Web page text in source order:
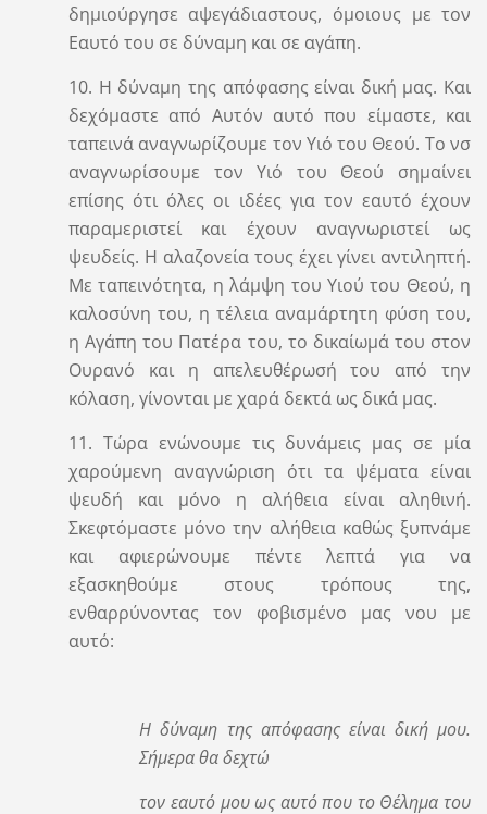
δημιούργησε αψεγάδιαστους, όμοιους με τον
Εαυτό του σε δύναμη και σε αγάπη.
10. Η δύναμη της απόφασης είναι δική μας. Και
δεχόμαστε από Αυτόν αυτό που είμαστε, και
ταπεινά αναγνωρίζουμε τον Υιό του Θεού. Το νσ
αναγνωρίσουμε τον Υιό του Θεού σημαίνει
επίσης ότι όλες οι ιδέες για τον εαυτό έχουν
παραμεριστεί και έχουν αναγνωριστεί ως
ψευδείς. Η αλαζονεία τους έχει γίνει αντιληπτή.
Με ταπεινότητα, η λάμψη του Υιού του Θεού, η
καλοσύνη του, η τέλεια αναμάρτητη φύση του,
η Αγάπη του Πατέρα του, το δικαίωμά του στον
Ουρανό και η απελευθέρωσή του από την
κόλαση, γίνονται με χαρά δεκτά ως δικά μας.
11. Τώρα ενώνουμε τις δυνάμεις μας σε μία
χαρούμενη αναγνώριση ότι τα ψέματα είναι
ψευδή και μόνο η αλήθεια είναι αληθινή.
Σκεφτόμαστε μόνο την αλήθεια καθώς ξυπνάμε
και αφιερώνουμε πέντε λεπτά για να
εξασκηθούμε στους τρόπους της,
ενθαρρύνοντας τον φοβισμένο μας νου με
αυτό:
Η δύναμη της απόφασης είναι δική μου.
Σήμερα θα δεχτώ
τον εαυτό μου ως αυτό που το Θέλημα του